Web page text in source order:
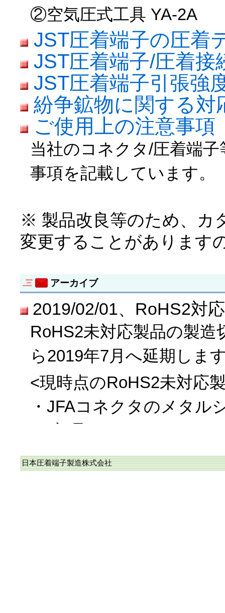
②空気圧式工具 YA-2A
JST圧着端子の圧着
JST圧着端子/圧着
JST圧着端子引張強
紛争鉱物に関する
ご使用上の注意事項
当社のコネクタ/圧着端
事項を記載しています。
※ 製品改良等のため、カ
変更することがあります
アーカイブ
2019/02/01、RoHS2対
RoHS2未対応製品の製
ら2019年7月へ延期しま
<現時点のRoHS2未対応
・JFAコネクタのメタル
・WPKコネクタを構成
日本圧着端子製造株式会社